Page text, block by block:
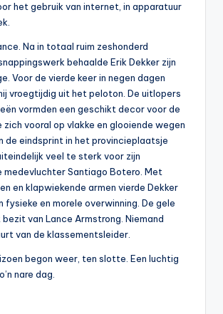
het gebruik van internet, in apparatuur
Na in totaal ruim zeshonderd
behaalde Erik Dekker zijn
Voor de vierde keer in negen dagen
vroegtijdig uit het peloton. De uitlopers
vormden een geschikt decor voor de
zich vooral op vlakke en glooiende wegen
de eindsprint in het provincieplaatsje
veel te sterk voor zijn
medevluchter Santiago Botero. Met
en klapwiekende armen vierde Dekker
fysieke en morele overwinning. De gele
van Lance Armstrong. Niemand
van de klassementsleider.
begon weer, ten slotte. Een luchtig
nare dag.